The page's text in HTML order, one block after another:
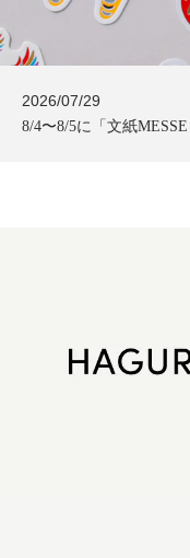
NEWS
2026/07/29
8/4〜8/5に「文紙